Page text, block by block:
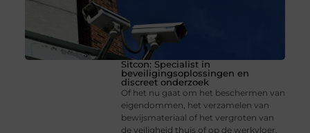
Sitcon: Specialist in
beveiligingsoplossingen en
discreet onderzoek
Of het nu gaat om het beschermen van
eigendommen, het verzamelen van
bewijsmateriaal of het vergroten van
de veiligheid thuis of op de werkvloer,